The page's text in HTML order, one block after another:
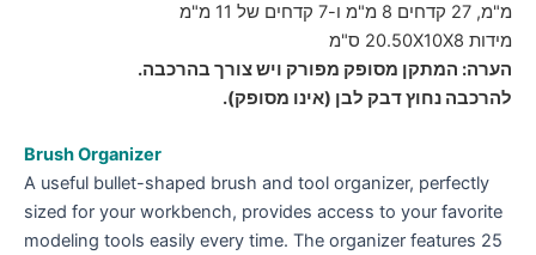
מ"מ, 27 קדחים 8 מ"מ ו-7 קדחים של 11 מ"מ
מידות 20.50X10X8 ס"מ
הערה: המתקן מסופק מפורק ויש צורך בהרכבה.
להרכבה נחוץ דבק לבן (אינו מסופק).
Brush Organizer
A useful bullet-shaped brush and tool organizer, perfectly
sized for your workbench, provides access to your favorite
modeling tools easily every time. The organizer features 25